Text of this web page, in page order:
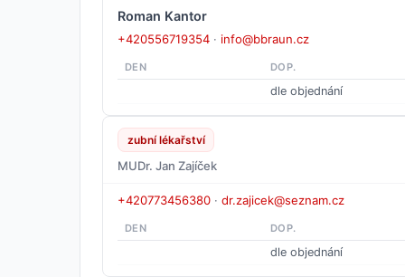
Roman Kantor
+420556719354 · info@bbraun.cz
DEN DOP.
dle objednání
zubní lékařství
MUDr. Jan Zajíček
+420773456380 · dr.zajicek@seznam.cz
DEN DOP.
dle objednání